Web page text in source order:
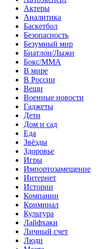
Актеры
Аналитика
Баскетбол
Безопасность
Безумный мир
Биатлон/Лыжи
Бокс/MMA
В мире
В России
Вещи
Военные новости
Гаджеты
Дети
Дом и сад
Еда
Звёзды
Здоровье
Игры
Импортозамещение
Интернет
Истории
Компании
Криминал
Культура
Лайфхаки
Личный счет
Люди